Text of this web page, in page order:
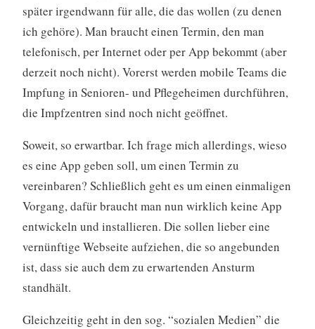
später irgendwann für alle, die das wollen (zu denen
ich gehöre). Man braucht einen Termin, den man
telefonisch, per Internet oder per App bekommt (aber
derzeit noch nicht). Vorerst werden mobile Teams die
Impfung in Senioren- und Pflegeheimen durchführen,
die Impfzentren sind noch nicht geöffnet.
Soweit, so erwartbar. Ich frage mich allerdings, wieso
es eine App geben soll, um einen Termin zu
vereinbaren? Schließlich geht es um einen einmaligen
Vorgang, dafür braucht man nun wirklich keine App
entwickeln und installieren. Die sollen lieber eine
vernünftige Webseite aufziehen, die so angebunden
ist, dass sie auch dem zu erwartenden Ansturm
standhält.
Gleichzeitig geht in den sog. “sozialen Medien” die